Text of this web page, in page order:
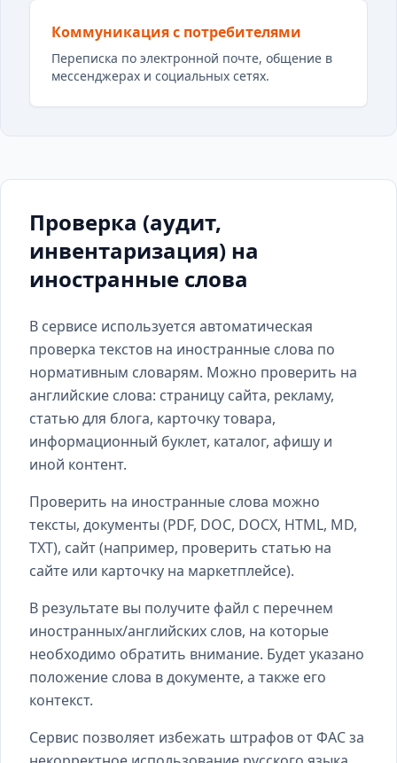
Коммуникация с потребителями
Переписка по электронной почте, общение в
мессенджерах и социальных сетях.
Проверка (аудит,
инвентаризация) на
иностранные слова
В сервисе используется автоматическая
проверка текстов на иностранные слова по
нормативным словарям. Можно проверить на
английские слова: страницу сайта, рекламу,
статью для блога, карточку товара,
информационный буклет, каталог, афишу и
иной контент.
Проверить на иностранные слова можно
тексты, документы (PDF, DOC, DOCX, HTML, MD,
TXT), сайт (например, проверить статью на
сайте или карточку на маркетплейсе).
В результате вы получите файл с перечнем
иностранных/английских слов, на которые
необходимо обратить внимание. Будет указано
положение слова в документе, а также его
контекст.
Сервис позволяет избежать штрафов от ФАС за